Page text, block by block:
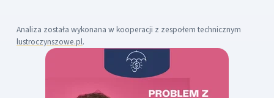
Analiza została wykonana w kooperacji z zespołem technicznym
lustroczynszowe.pl.